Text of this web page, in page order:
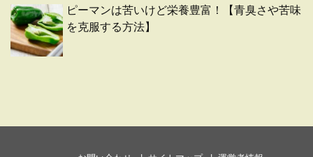
ピーマンは苦いけど栄養豊富！【青臭さや苦味
を克服する方法】